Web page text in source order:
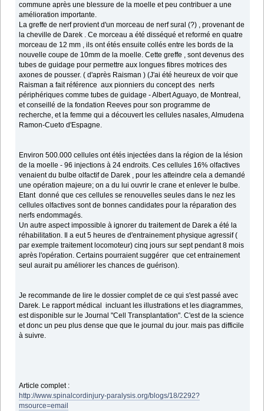
commune après une blessure de la moelle et peu contribuer a une
amélioration importante.
La greffe de nerf provient d'un morceau de nerf sural (?) , provenant de
la cheville de Darek . Ce morceau a été disséqué et reformé en quatre
morceau de 12 mm , ils ont étés ensuite collés entre les bords de la
nouvelle coupe de 10mm de la moelle. Cette greffe , sont devenus des
tubes de guidage pour permettre aux longues fibres motrices des
axones de pousser. ( d'après Raisman ) (J'ai été heureux de voir que
Raisman a fait référence aux pionniers du concept des nerfs
périphériques comme tubes de guidage - Albert Aguayo, de Montreal,
et conseillé de la fondation Reeves pour son programme de
recherche, et la femme qui a découvert les cellules nasales, Almudena
Ramon-Cueto d'Espagne.
Environ 500.000 cellules ont étés injectées dans la région de la lésion
de la moelle - 96 injections à 24 endroits. Ces cellules 16% olfactives
venaient du bulbe olfactif de Darek , pour les atteindre cela a demandé
une opération majeure; on a du lui ouvrir le crane et enlever le bulbe.
Etant donné que ces cellules se renouvelles seules dans le nez les
cellules olfactives sont de bonnes candidates pour la réparation des
nerfs endommagés.
Un autre aspect impossible à ignorer du traitement de Darek a été la
réhabilitation. Il a eut 5 heures de d'entrainement physique agressif (
par exemple traitement locomoteur) cinq jours sur sept pendant 8 mois
après l'opération. Certains pourraient suggérer que cet entrainement
seul aurait pu améliorer les chances de guérison).
Je recommande de lire le dossier complet de ce qui s'est passé avec
Darek. Le rapport médical incluant les illustrations et les diagrammes,
est disponible sur le Journal "Cell Transplantation". C'est de la science
et donc un peu plus dense que que le journal du jour. mais pas difficile
à suivre.
Article complet :
http://www.spinalcordinjury-paralysis.org/blogs/18/2292?
msource=email